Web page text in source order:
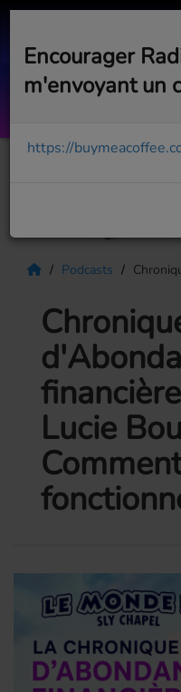
Mea
Podcasts Chronique
Lucie
Encourager
m'envoyant un
https://